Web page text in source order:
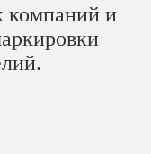
компаний и